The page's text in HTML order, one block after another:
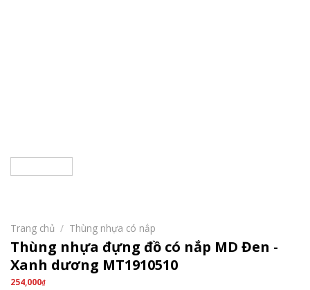
Trang chủ / Thùng nhựa có nắp
Thùng nhựa đựng đồ có nắp MD Đen -
Xanh dương MT1910510
254,000₫